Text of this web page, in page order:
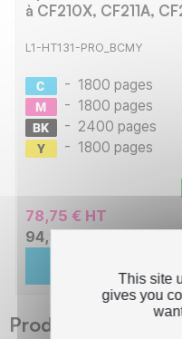
à CF210X, CF211A,
L1-HT131-PRO_BCMY
- 1800 pages
- 1800 pages
- 2400 pages
- 1800 pages
78,75 € HT
94,50 € TTC
Produits
This site
gives you